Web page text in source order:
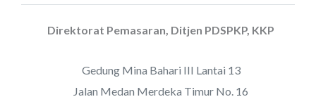
Direktorat Pemasaran, Ditjen PDSPKP, KKP
Gedung Mina Bahari III Lantai 13
Jalan Medan Merdeka Timur No. 16